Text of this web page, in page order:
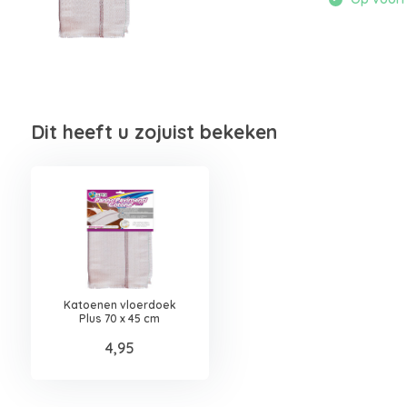
Dit heeft u zojuist bekeken
Katoenen vloerdoek
Plus 70 x 45 cm
4,95